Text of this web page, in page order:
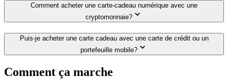
Comment acheter une carte-cadeau numérique avec une
cryptomonnaie?
Puis-je acheter une carte cadeau avec une carte de crédit ou un
portefeuille mobile?
Comment ça marche